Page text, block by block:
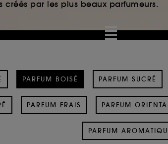
créés par les plus beaux parfumeurs.
PARFUM BOISÉ PARFUM SUCRÉ
PARFUM FRAIS PARFUM
PARFUM